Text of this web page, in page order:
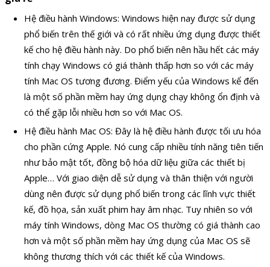
Hệ điều hành Windows: Windows hiện nay được sử dụng
phổ biến trên thế giới và có rất nhiều ứng dụng được thiết
kế cho hệ điều hành này. Do phổ biến nên hầu hết các máy
tính chạy Windows có giá thành thấp hơn so với các máy
tính Mac OS tương đương. Điểm yếu của Windows kể đến
là một số phần mềm hay ứng dụng chạy không ổn định và
có thể gặp lỗi nhiều hơn so với Mac OS.
Hệ điều hành Mac OS: Đây là hệ điều hành được tối ưu hóa
cho phần cứng Apple. Nó cung cấp nhiều tính năng tiên tiến
như bảo mật tốt, đồng bộ hóa dữ liệu giữa các thiết bị
Apple… Với giao diện dễ sử dụng và thân thiện với người
dùng nên được sử dụng phổ biến trong các lĩnh vực thiết
kế, đồ họa, sản xuất phim hay âm nhạc. Tuy nhiên so với
máy tính Windows, dòng Mac OS thường có giá thành cao
hơn và một số phần mềm hay ứng dụng của Mac OS sẽ
không thương thích với các thiết kế của Windows.